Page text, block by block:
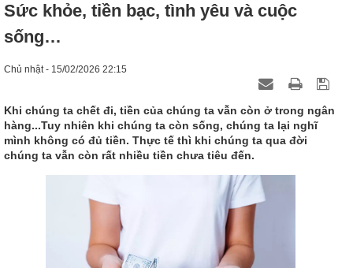
Sức khỏe, tiền bạc, tình yêu và cuộc
sống…
Chủ nhật - 15/02/2026 22:15
Khi chúng ta chết đi, tiền của chúng ta vẫn còn ở trong ngân
hàng...Tuy nhiên khi chúng ta còn sống, chúng ta lại nghĩ
mình không có đủ tiền. Thực tế thì khi chúng ta qua đời
chúng ta vẫn còn rất nhiều tiền chưa tiêu đến.